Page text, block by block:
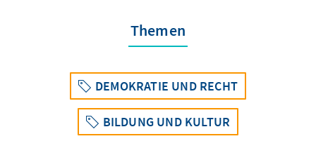
Themen
DEMOKRATIE UND RECHT
BILDUNG UND KULTUR